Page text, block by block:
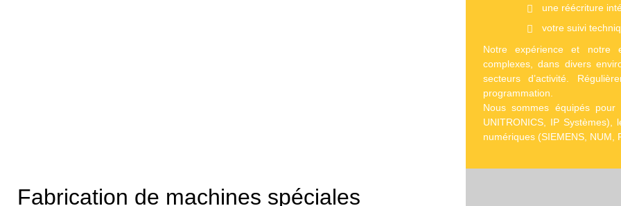
une réécriture
votre suivi
Notre expérience et notre
complexes, dans divers
secteurs d’activité.
programmation.
Nous sommes équipés pour
UNITRONICS, IP Systèmes),
numériques (SIEMENS, NUM,
Fabrication de machines spéciales